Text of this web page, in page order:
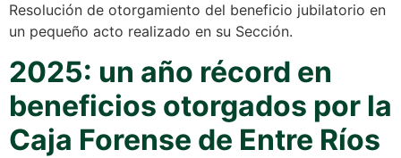
Resolución de otorgamiento del beneficio jubilatorio en
un pequeño acto realizado en su Sección.
2025: un año récord en
beneficios otorgados por la
Caja Forense de Entre Ríos